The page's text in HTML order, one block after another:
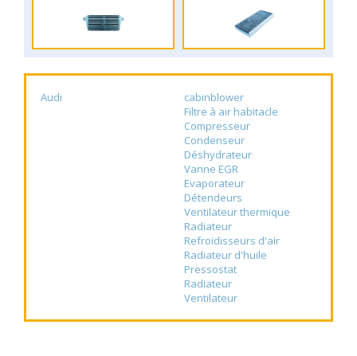
Audi
cabinblower
Filtre à air habitacle
Compresseur
Condenseur
Déshydrateur
Vanne EGR
Evaporateur
Détendeurs
Ventilateur thermique
Radiateur
Refroidisseurs d'air
Radiateur d'huile
Pressostat
Radiateur
Ventilateur